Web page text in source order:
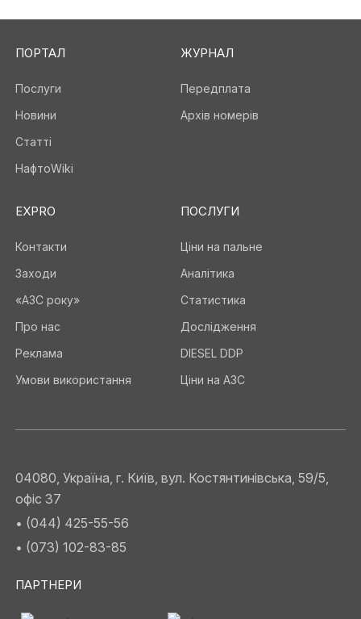
ПОРТАЛ
Послуги
Новини
Статті
НафтоWiki
ЖУРНАЛ
Передплата
Архів номерів
EXPRO
Контакти
Заходи
«АЗС року»
Про нас
Реклама
Умови використання
ПОСЛУГИ
Ціни на пальне
Аналітика
Статистика
Дослідження
DIESEL DDP
Ціни на АЗС
04080, Україна, г. Київ, вул. Костянтинівська, 59/5,
офіс 37
• (044) 425-55-56
• (073) 102-83-85
ПАРТНЕРИ